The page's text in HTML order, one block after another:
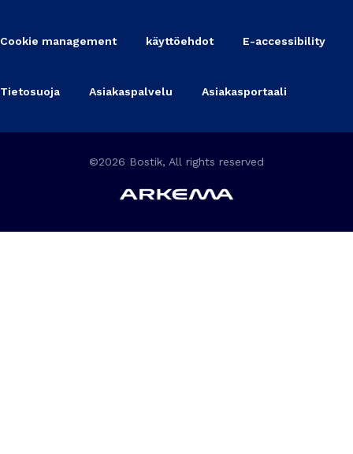
Cookie management käyttöehdot E-accessibility
Tietosuoja Asiakaspalvelu Asiakasportaali
©2026 Bostik, All rights reserved